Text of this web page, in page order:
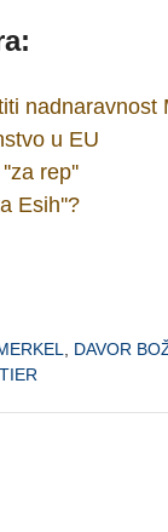
nadnaravnost
u EU
rep''
Esih''?
DAVOR